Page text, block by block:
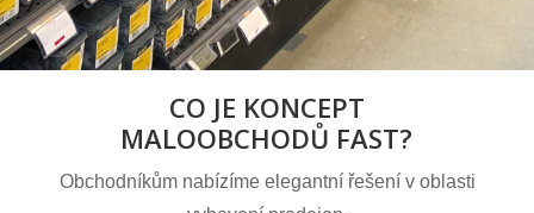
CO JE KONCEPT
MALOOBCHODŮ FAST?
Obchodníkům nabízíme elegantní řešení v oblasti